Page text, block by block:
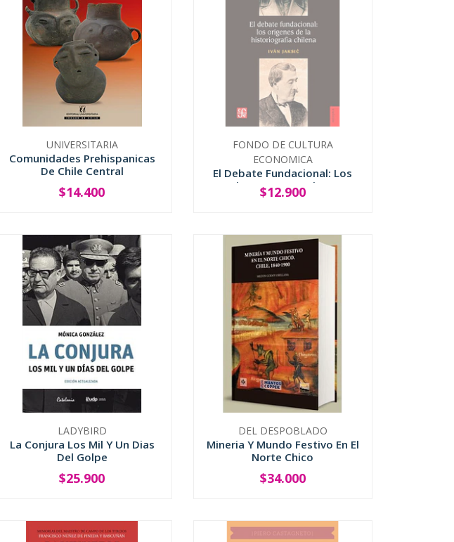
UNIVERSITARIA
Comunidades Prehispanicas
De Chile Central
+
$14.400
FONDO DE CULTURA
ECONOMICA
El Debate Fundacional: Los
Origenes De La Histo...
SOLD OUT
$12.900
LADYBIRD
La Conjura Los Mil Y Un Dias
Del Golpe
+
$25.900
DEL DESPOBLADO
Mineria Y Mundo Festivo En El
Norte Chico
+
$34.000